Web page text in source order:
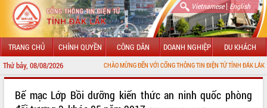
Vietnamese| English
TRANG CHỦ CHÍNH QUYỀN CÔNG DÂN DOANH NGHIỆP DU KHÁCH
Thứ bảy, 08/08/2026CHÀO MỪNG ĐẾN VỚI CỔNG THÔNG TIN ĐIỆN TỬ TỈNH ĐẮK LẮK
Bế mạc Lớp Bồi dưỡng kiến thức an ninh quốc phòng